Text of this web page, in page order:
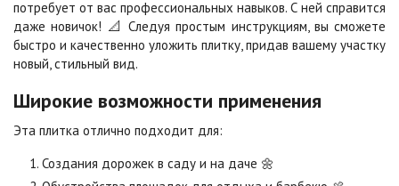
Стоун
1 040 ₽/м2
Хаски
1 040 ₽ /м2
840 ₽/м2
1 040 ₽/м
Шафран
Янтарь
потребует от вас профессиональных навыков. С ней справится
даже новичок! 📐 Следуя простым инструкциям, вы сможете
быстро и качественно уложить плитку, придав вашему участку
новый, стильный вид.
Широкие возможности применения
Эта плитка отлично подходит для:
Создания дорожек в саду и на даче 🌼